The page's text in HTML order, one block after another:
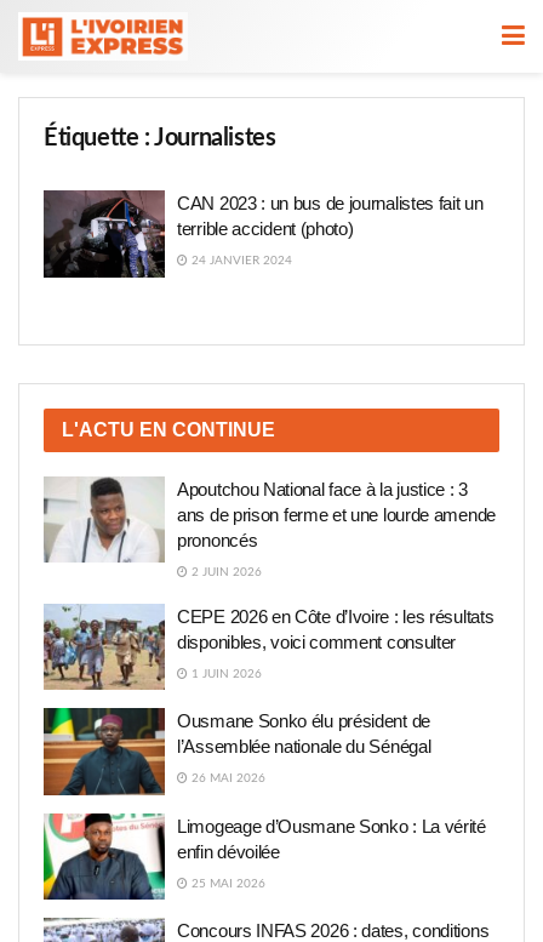
Étiquette :Journalistes
CAN 2023 : un bus de journalistes fait un
terrible accident (photo)
24 JANVIER 2024
L'ACTU EN CONTINUE
Apoutchou National face à la justice : 3
ans de prison ferme et une lourde amende
prononcés
2 JUIN 2026
CEPE 2026 en Côte d’Ivoire : les résultats
disponibles, voici comment consulter
1 JUIN 2026
Ousmane Sonko élu président de
l’Assemblée nationale du Sénégal
26 MAI 2026
Limogeage d’Ousmane Sonko : La vérité
enfin dévoilée
25 MAI 2026
Concours INFAS 2026 : dates, conditions